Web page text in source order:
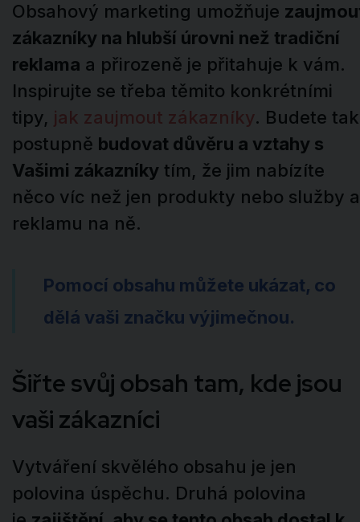
Obsahový marketing umožňuje
zákazníky na hlubší úrovni než tradiční
reklama a přirozeně je přitahuje k vám.
Inspirujte se třeba těmito konkrétními
tipy, jak zaujmout zákazníky. Budete tak
postupně budovat důvěru a vztahy s
Vašimi zákazníky tím, že jim nabízíte
něco víc než jen produkty nebo služby a
reklamu na ně.
Pomocí obsahu můžete ukázat, co
dělá vaši značku výjimečnou.
Šiřte svůj obsah tam, kde jsou
vaši zákazníci
Vytváření skvělého obsahu je jen
polovina úspěchu. Druhá polovina